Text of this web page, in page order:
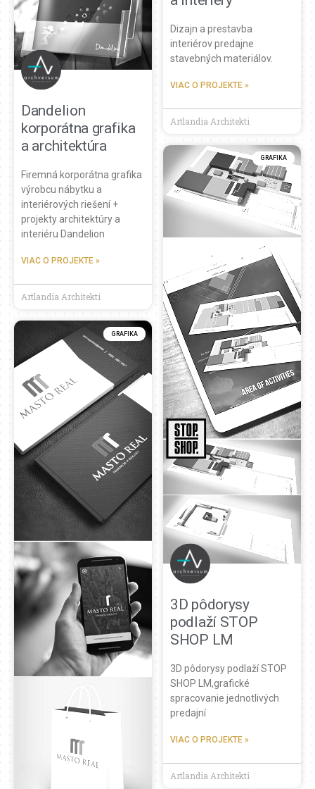
Dandelion
korporátna grafika
a architektúra
Firemná korporátna grafika
výrobcu nábytku a
interiérových riešení +
projekty architektúry a
interiéru Dandelion
VIAC O PROJEKTE »
Artlandia Architekti
Dizajn a prestavba
interiérov predajne
stavebných materiálov.
VIAC O PROJEKTE »
Artlandia Architekti
GRAFIKA
GRAFIKA
3D pôdorysy
podlaží STOP
SHOP LM
3D pôdorysy podlaží STOP
SHOP LM,grafické
spracovanie jednotlivých
predajní
VIAC O PROJEKTE »
Artlandia Architekti